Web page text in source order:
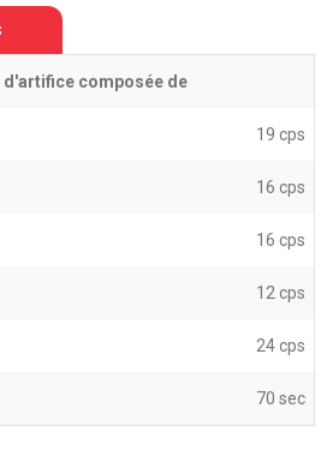
d'artifice composée de
19 cps
16 cps
16 cps
12 cps
24 cps
70 sec